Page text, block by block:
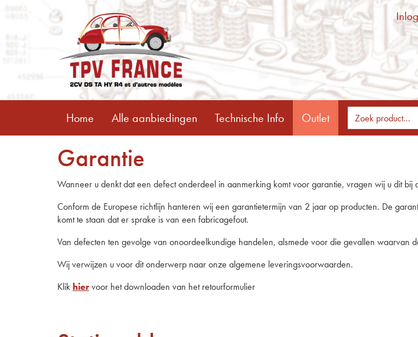
Home Alle aanbiedingen Technische Info Outlet
Garantie
Wanneer u denkt dat een defect onderdeel in aanmerking komt voor garantie, vragen wij u dit bij
Conform de Europese richtlijn hanteren wij een garantietermijn van 2 jaar op producten. De
komt te staan dat er sprake is van een fabricagefout.
Van defecten ten gevolge van onoordeelkundige handelen, alsmede voor die gevallen
Wij verwijzen u voor dit onderwerp naar onze algemene leveringsvoorwaarden.
Klik hiervoor het downloaden van het retourformulier